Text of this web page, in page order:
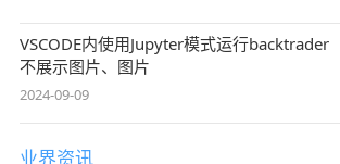
VSCODE内使用Jupyter模式运行backtrader
不展示图片、图片
2024-09-09
业界资讯